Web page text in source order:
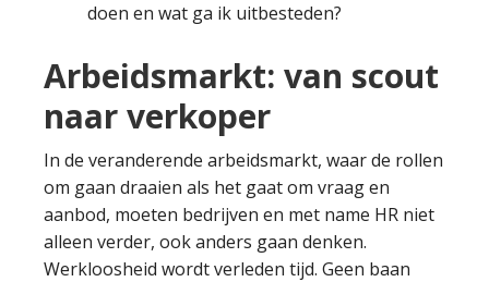
doen en wat ga ik uitbesteden?
Arbeidsmarkt: van scout
naar verkoper
In de veranderende arbeidsmarkt, waar de rollen
om gaan draaien als het gaat om vraag en
aanbod, moeten bedrijven en met name HR niet
alleen verder, ook anders gaan denken.
Werkloosheid wordt verleden tijd. Geen baan